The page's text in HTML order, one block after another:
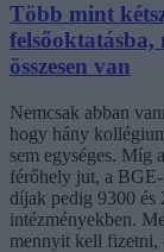
Több mint
összesen van
Nemcsak abban
hogy hány
sem egységes. Míg
férőhely jut, a
díjak pedig 9300 és
intézményekben.
mennyit kell fizetni,